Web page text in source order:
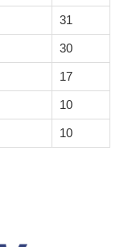
31
30
17
10
10